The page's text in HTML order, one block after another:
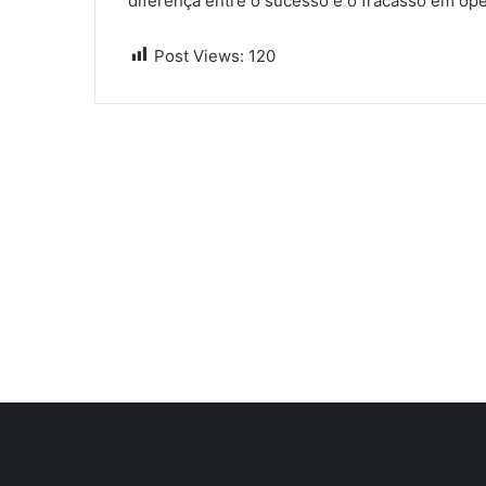
Post Views: 120